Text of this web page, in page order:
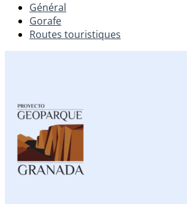
Général
Gorafe
Routes touristiques